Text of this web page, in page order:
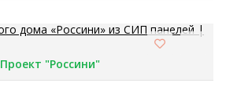
Проект "Россини"